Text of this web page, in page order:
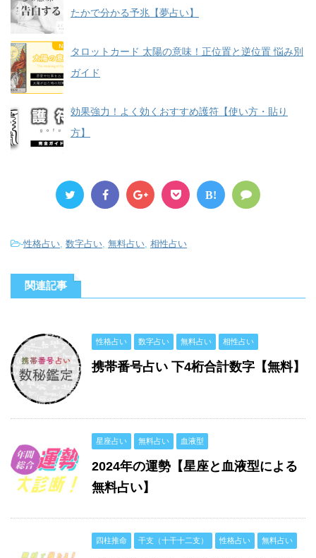
たかで分かる予兆【夢占い】
タロットカード 太陽の意味！正位置と逆位置 悩み別
ガイド
効果強力！よく効くおすすめ護符【使い方・貼り
方】
B!
-性格占い, 数字占い, 無料占い, 相性占い
関連記事
性格占い 数字占い 無料占い 相性占い
携帯番号占い 下4桁合計数字【無料】
星座占い 無料占い 血液型
2024年の運勢【星座と血液型による
無料占い】
四柱推命 干支（十干十二支） 性格占い 無料占い